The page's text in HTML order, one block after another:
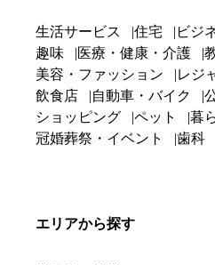
生活サービス 住宅 ビジ
趣味
医療・健康・介護
美容・ファッション
レジ
飲食店
自動車・バイク
ショッピング
ペット
暮
冠婚葬祭・イベント
歯科
エリアから探す